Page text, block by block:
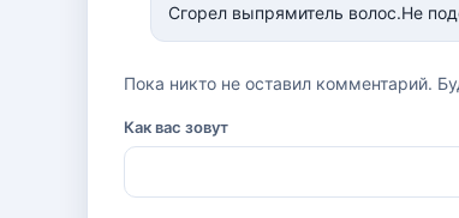
Сгорел выпрямитель волос.Не
Пока никто не оставил комментарий.
Как вас зовут